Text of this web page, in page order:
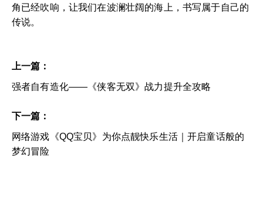
角已经吹响，让我们在波澜壮阔的海上，书写属于自己的
传说。
上一篇：
强者自有造化——《侠客无双》战力提升全攻略
下一篇：
网络游戏《QQ宝贝》为你点靓快乐生活｜开启童话般的
梦幻冒险